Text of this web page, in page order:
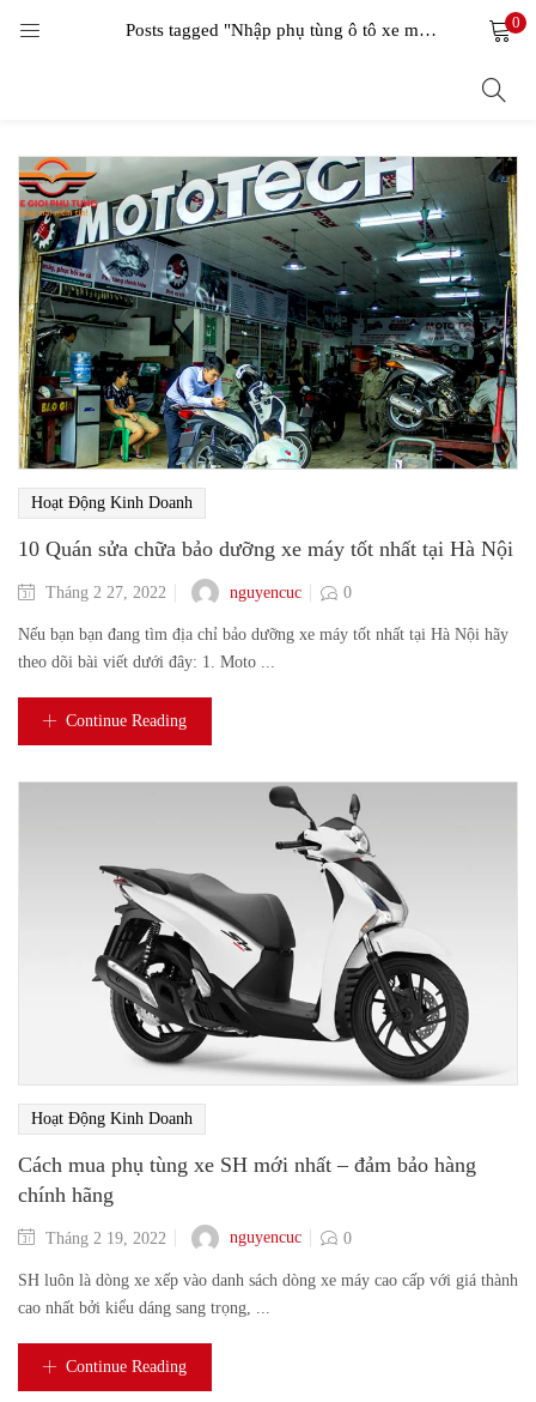
Posts tagged "Nhập phụ tùng ô tô xe máy" 0
Hoạt Động Kinh Doanh
10 Quán sửa chữa bảo dưỡng xe máy tốt nhất tại Hà Nội
Tháng 2 27, 2022 nguyencuc 0
Nếu bạn bạn đang tìm địa chỉ bảo dưỡng xe máy tốt nhất tại Hà Nội hãy
theo dõi bài viết dưới đây: 1. Moto ...
Continue Reading
Hoạt Động Kinh Doanh
Cách mua phụ tùng xe SH mới nhất – đảm bảo hàng
chính hãng
Tháng 2 19, 2022 nguyencuc 0
SH luôn là dòng xe xếp vào danh sách dòng xe máy cao cấp với giá thành
cao nhất bởi kiểu dáng sang trọng, ...
Continue Reading
LOGIN
Remember me
Login
Lost password?